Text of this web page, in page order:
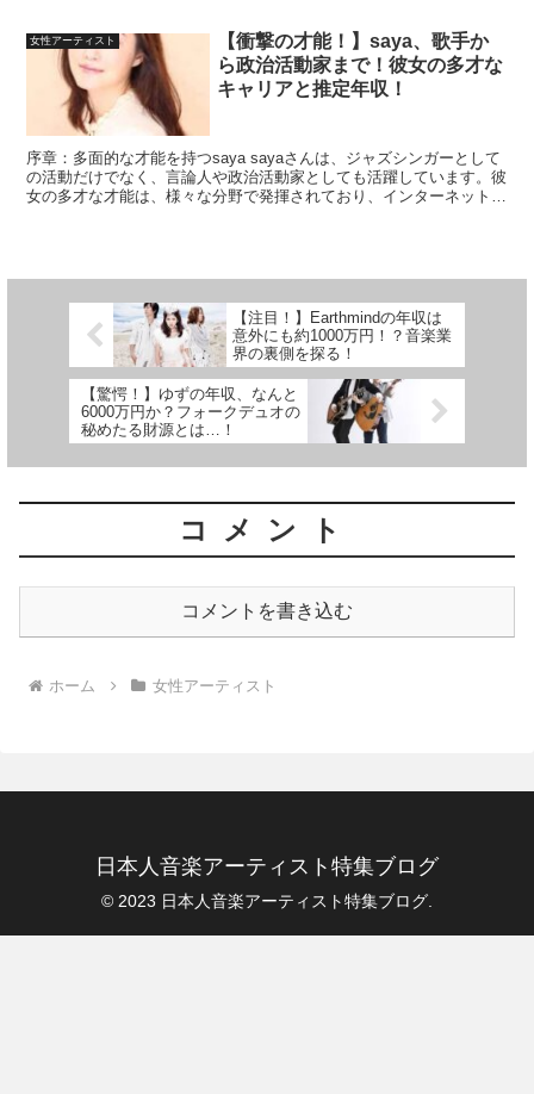
女性アーティスト
【衝撃の才能！】saya、歌手か
ら政治活動家まで！彼女の多才な
キャリアと推定年収！
序章：多面的な才能を持つsaya sayaさんは、ジャズシンガーとして
の活動だけでなく、言論人や政治活動家としても活躍しています。彼
女の多才な才能は、様々な分野で発揮されており、インターネット番
【注目！】Earthmindの年収は
意外にも約1000万円！？音楽業
界の裏側を探る！
【驚愕！】ゆずの年収、なんと
6000万円か？フォークデュオの
秘めたる財源とは…！
コメント
コメントを書き込む
ホーム 女性アーティスト
日本人音楽アーティスト特集ブログ
© 2023 日本人音楽アーティスト特集ブログ.